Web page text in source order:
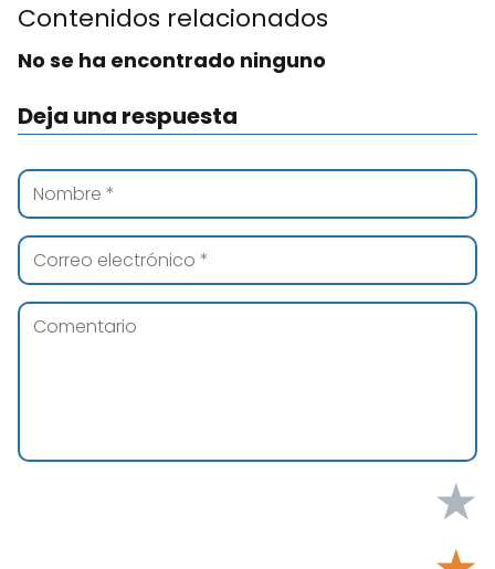
Contenidos relacionados
No se ha encontrado ninguno
Deja una respuesta
★